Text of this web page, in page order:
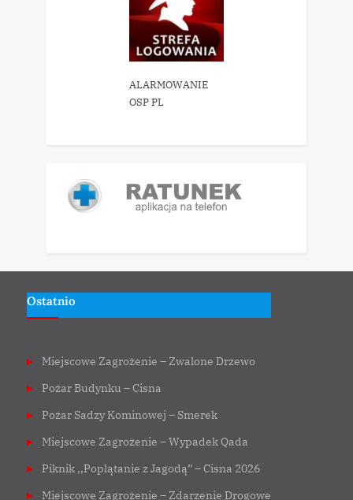
ALARMOWANIE
OSP PL
Ostatnio
Miejscowe Zagrożenie – Zwalone Drzewo
Pożar Budynku – Cisna
Pożar Sadzy Kominowej – Smerek
Miejscowe Zagrożenie – Wypadek Qada
Piknik ,,Poplątanie z Jagodą” – Cisna 2026
Miejscowe Zagrożenie – Zdarzenie Drogowe